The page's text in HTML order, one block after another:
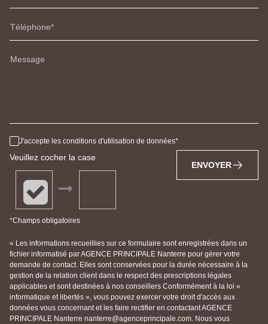
Téléphone
Message
J'accepte les conditions d'utilisation de données
Veuillez cocher la case
*Champs obligatoires
ENVOYER
« Les informations recueillies sur ce formulaire sont enregistrées dans un
fichier informatisé par AGENCE PRINCIPALE Nanterre pour gérer votre
demande de contact. Elles sont conservées pour la durée nécessaire à la
gestion de la relation client dans le respect des prescriptions légales
applicables et sont destinées à nos conseillers Conformément à la loi «
informatique et libertés », vous pouvez exercer votre droit d'accès aux
données vous concernant et les faire rectifier en contactant AGENCE
PRINCIPALE Nanterre nanterre@agenceprincipale.com. Nous vous